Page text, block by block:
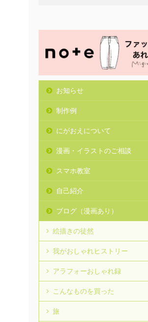
お知らせ
制作例
にがおえについて
漫画・イラストのご相談
スマホ教室
自己紹介
ブログ（漫画あり）
絵描きの徒然
我がおしゃれヒストリー
アラフォーおしゃれ録
こんなものを買った
旅